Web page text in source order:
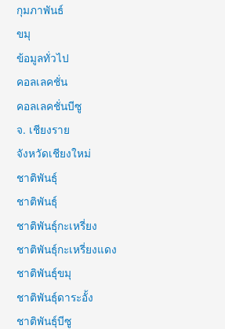
กุมภาพันธ์
ขมุ
ข้อมูลทั่วไป
คอลเลคชั่น
คอลเลคชั่นบีซู
จ. เชียงราย
จังหวัดเชียงใหม่
ชาติพันธุ์
ชาติพันธุ์
ชาติพันธุ์กะเหรี่ยง
ชาติพันธุ์กะเหรี่ยงแดง
ชาติพันธุ์ขมุ
ชาติพันธุ์ดาระอั้ง
ชาติพันธุ์บีซู